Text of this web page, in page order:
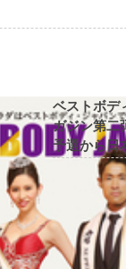
ベストボデ
ガジン第二
予選から日